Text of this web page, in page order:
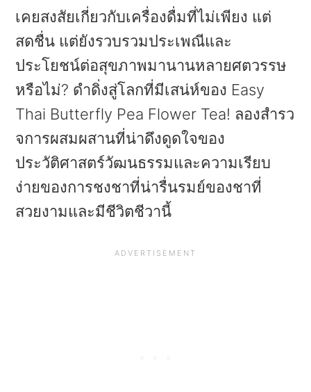
a
v
i
g
a
t
i
o
n
e
n
t
i
d
e
b
a
r
เคยสงสัยเกี่ยวกับเครื่องดื่มที่ไม่เพียง แต่
สดชื่น แต่ยังรวบรวมประเพณีและ
ประโยชน์ต่อสุขภาพมานานหลายศตวรรษ
หรือไม่? ดําดิ่งสู่โลกที่มีเสน่ห์ของ Easy
Thai Butterfly Pea Flower Tea! ลองสํารว
จการผสมผสานที่น่าดึงดูดใจของ
ประวัติศาสตร์วัฒนธรรมและความเรียบ
ง่ายของการชงชาที่น่ารื่นรมย์ของชาที่
สวยงามและมีชีวิตชีวานี้